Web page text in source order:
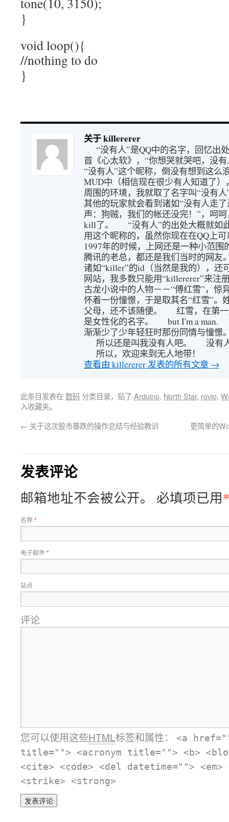
}
void loop(){
//nothing to do
}
关于 killererer
“没有人”是QQ中的名字，回忆出
首《心太软》，“你想哭就哭吧，没
“没有人”这个昵称，倒没有想到这么
MUD中（相信现在很少有人知道了
周围的环境，我就取了名字叫“没有
其他的玩家就会看到诸如“没有人走
声：狗贼，我们的帐还没完！”，呵
kill了。 “没有人”的出处大概就如
用这个昵称的，虽然你现在在QQ上
1997年的时候，上网还是一种小范围
腾讯的老总，都还是我们当时的网友
诸如“killer”的id（当然是我的），还
网站，我多数只能用“killererer”来
古龙小说中的人物－－“傅红雪”，惊
怀着一份憧憬，于是取其名“红雪”。
父母，还不该随便。 红雪，在第一
是女性化的名字。 but I'm a
渐渐少了少年轻狂时那份同情与憧
所以还是叫我没有人吧。 没有人
所以，欢迎来到无人地带！
查看由 killererer 发表的所有文章 →
此条目发表在数码 分类目录，贴了 Arduino, North Star, rovio,
入收藏夹。
← 关于这次股市暴跌的操作总结与经验教训 更简单的
发表评论
邮箱地址不会被公开。 必填项已用*
名称*
电子邮件*
站点
评论
您可以使用这些HTML标签和属性：
<a
title=""> <acronym title=""> <b>
<cite> <code> <del datetime="">
<strike> <strong>